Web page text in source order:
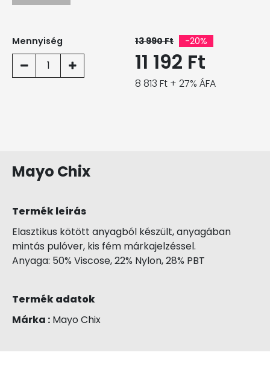
Mennyiség
1
13 990 Ft -20%
11 192 Ft
8 813 Ft + 27% ÁFA
Mayo Chix
Termék leírás
Elasztikus kötött anyagból készült, anyagában
mintás pulóver, kis fém márkajelzéssel.
Anyaga: 50% Viscose, 22% Nylon, 28% PBT
Termék adatok
Márka : Mayo Chix